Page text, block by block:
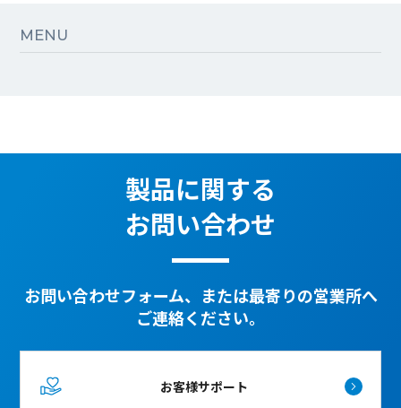
MENU
製品に関する
お問い合わせ
お問い合わせフォーム、または最寄りの営業所へ
ご連絡ください。
お客様サポート